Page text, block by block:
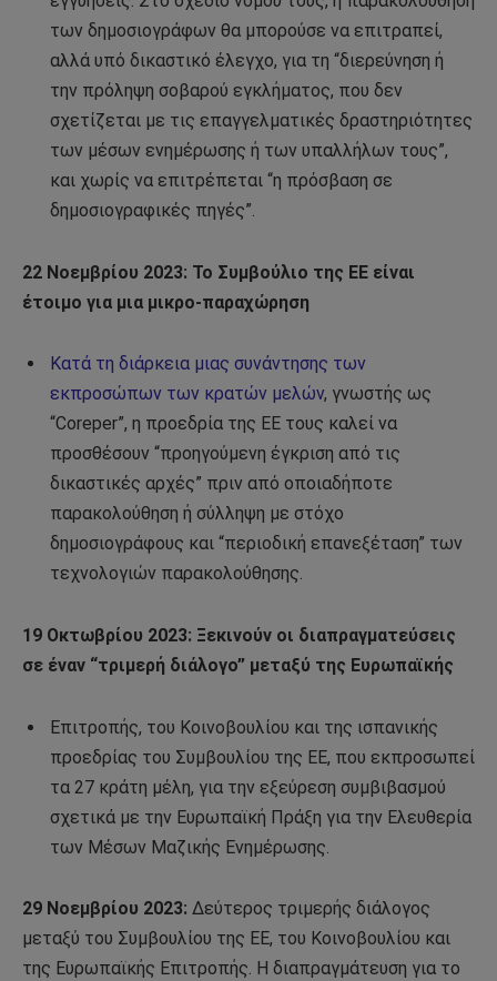
των δημοσιογράφων θα μπορούσε να επιτραπεί,
αλλά υπό δικαστικό έλεγχο, για τη “διερεύνηση ή
την πρόληψη σοβαρού εγκλήματος, που δεν
σχετίζεται με τις επαγγελματικές δραστηριότητες
των μέσων ενημέρωσης ή των υπαλλήλων τους”,
και χωρίς να επιτρέπεται “η πρόσβαση σε
δημοσιογραφικές πηγές”.
22 Νοεμβρίου 2023: Το Συμβούλιο της ΕΕ είναι
έτοιμο για μια μικρο-παραχώρηση
Κατά τη διάρκεια μιας συνάντησης των
εκπροσώπων των κρατών μελών, γνωστής ως
“Coreper”, η προεδρία της ΕΕ τους καλεί να
προσθέσουν “προηγούμενη έγκριση από τις
δικαστικές αρχές” πριν από οποιαδήποτε
παρακολούθηση ή σύλληψη με στόχο
δημοσιογράφους και “περιοδική επανεξέταση” των
τεχνολογιών παρακολούθησης.
19 Οκτωβρίου 2023: Ξεκινούν οι διαπραγματεύσεις
σε έναν “τριμερή διάλογο” μεταξύ της Ευρωπαϊκής
Επιτροπής, του Κοινοβουλίου και της ισπανικής
προεδρίας του Συμβουλίου της ΕΕ, που εκπροσωπεί
τα 27 κράτη μέλη, για την εξεύρεση συμβιβασμού
σχετικά με την Ευρωπαϊκή Πράξη για την Ελευθερία
των Μέσων Μαζικής Ενημέρωσης.
29 Νοεμβρίου 2023: Δεύτερος τριμερής διάλογος
μεταξύ του Συμβουλίου της ΕΕ, του Κοινοβουλίου και
της Ευρωπαϊκής Επιτροπής. Η διαπραγμάτευση για το